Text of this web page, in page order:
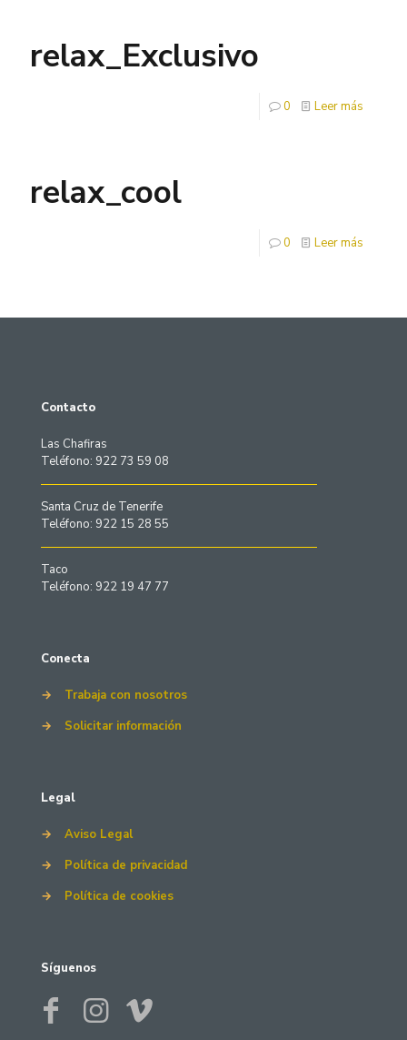
relax_Exclusivo
0 Leer más
relax_cool
0 Leer más
Contacto
Las Chafiras
Teléfono: 922 73 59 08
Santa Cruz de Tenerife
Teléfono: 922 15 28 55
Taco
Teléfono: 922 19 47 77
Conecta
→
Trabaja con nosotros
→
Solicitar información
Legal
→
Aviso Legal
→
Política de privacidad
→
Política de cookies
Síguenos